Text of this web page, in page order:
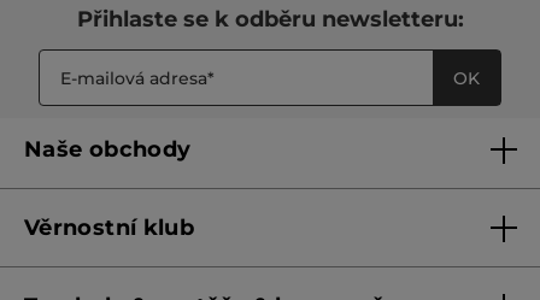
Přihlaste se k odběru newsletteru:
OK
Naše obchody
Franšízing
Věrnostní klub